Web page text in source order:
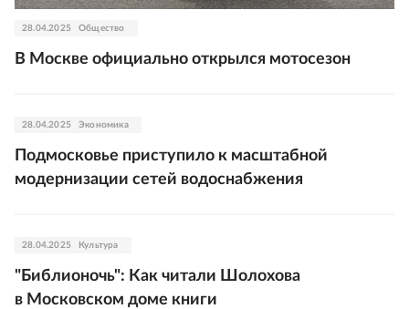
28.04.2025 Общество
В Москве официально открылся мотосезон
28.04.2025 Экономика
Подмосковье приступило к масштабной
модернизации сетей водоснабжения
28.04.2025 Культура
"Библионочь": Как читали Шолохова
в Московском доме книги